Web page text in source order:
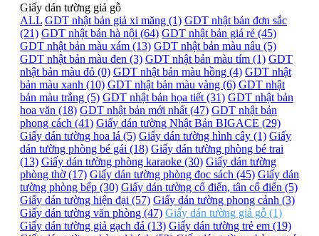
Giấy dán tường giả gỗ
ALL GDT nhật bản giả xi măng (1) GDT nhật bản đơn sắc
(21) GDT nhật bản hà nội (64) GDT nhật bản giá rẻ (45)
GDT nhật bản màu xám (13) GDT nhật bản màu nâu (5)
GDT nhật bản màu đen (3) GDT nhật bản màu tím (1) GDT
nhật bản màu đỏ (0) GDT nhật bản màu hồng (4) GDT nhật
bản màu xanh (10) GDT nhật bản màu vàng (6) GDT nhật
bản màu trắng (5) GDT nhật bản họa tiết (31) GDT nhật bản
hoa văn (18) GDT nhật bản mới nhất (47) GDT nhật bản
phong cách (41) Giấy dán tường Nhật Bản BIGACE (29)
Giấy dán tường hoa lá (5) Giấy dán tường hình cây (1) Giấy
dán tường phòng bé gái (18) Giấy dán tường phòng bé trai
(13) Giấy dán tường phòng karaoke (30) Giấy dán tường
phòng thờ (17) Giấy dán tường phòng đọc sách (45) Giấy dán
tường phòng bếp (30) Giấy dán tường cổ điển, tân cổ điển (5)
Giấy dán tường hiện đại (57) Giấy dán tường phong cảnh (3)
Giấy dán tường văn phòng (47) Giấy dán tường giả gỗ (1)
Giấy dán tường giả gạch đá (13) Giấy dán tường trẻ em (19)